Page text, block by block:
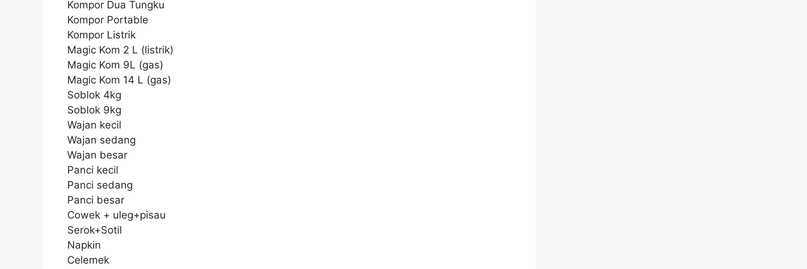
Kompor Dua Tungku
Kompor Portable
Kompor Listrik
Magic Kom 2 L (listrik)
Magic Kom 9L (gas)
Magic Kom 14 L (gas)
Soblok 4kg
Soblok 9kg
Wajan kecil
Wajan sedang
Wajan besar
Panci kecil
Panci sedang
Panci besar
Cowek + uleg+pisau
Serok+Sotil
Napkin
Celemek